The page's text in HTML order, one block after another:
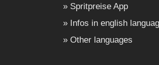
Spritpreise App
Infos in english
Other languages